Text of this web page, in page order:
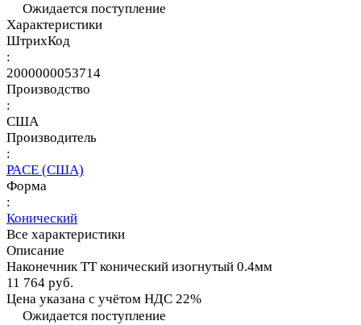
Ожидается поступление
Характеристики
ШтрихКод
:
2000000053714
Производство
:
США
Производитель
:
PACE (США)
Форма
:
Конический
Все характеристики
Описание
Наконечник TT конический изогнутый 0.4мм
11 764 руб.
Цена указана с учётом НДС 22%
Ожидается поступление